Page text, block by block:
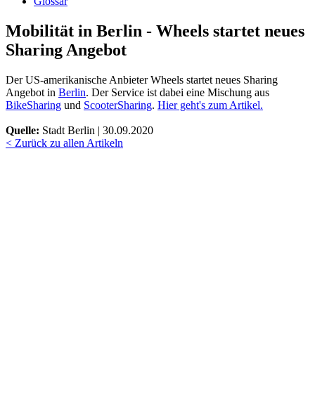
Mobilität in Berlin - Wheels startet neues
Sharing Angebot
Der US-amerikanische Anbieter Wheels startet neues Sharing
Angebot in Berlin. Der Service ist dabei eine Mischung aus
BikeSharing und ScooterSharing. Hier geht's zum Artikel.
Quelle: Stadt Berlin | 30.09.2020
< Zurück zu allen Artikeln